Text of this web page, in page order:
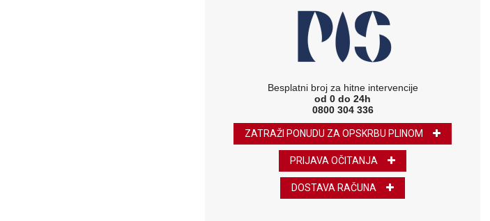
Besplatni broj za hitne intervencije
od 0 do 24h
0800 304 336
ZATRAŽI PONUDU ZA OPSKRBU PLINOM
PRIJAVA OČITANJA
DOSTAVA RAČUNA